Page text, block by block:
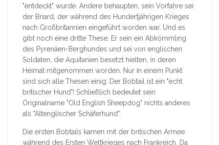
"entdeckt" wurde. Andere behaupten, sein Vorfahre sei
der Briard, der während des Hundertjährigen Krieges
nach Großbritannien eingeführt worden war. Und es
gibt noch eine dritte These: Er sein ein Abkömmling
des Pyrenäen-Berghundes und sei von englischen
Soldaten, die Aquitanien besetzt hielten, in deren
Heimat mitgenommen worden. Nur in einem Punkt
sind sich alle Thesen einig: Der Bobtail ist ein "echt
britischer Hund"! Schließlich bedeutet sein
Originalname "Old English Sheepdog" nichts anderes
als "Altenglischer Schäferhund".
Die ersten Bobtails kamen mit der britischen Armee
während des Ersten Weltkrieges nach Frankreich. Da